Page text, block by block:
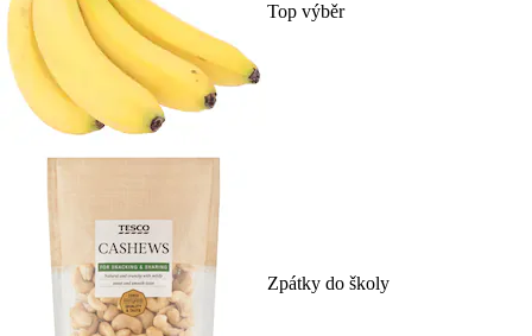
Top výběr
Zpátky do školy